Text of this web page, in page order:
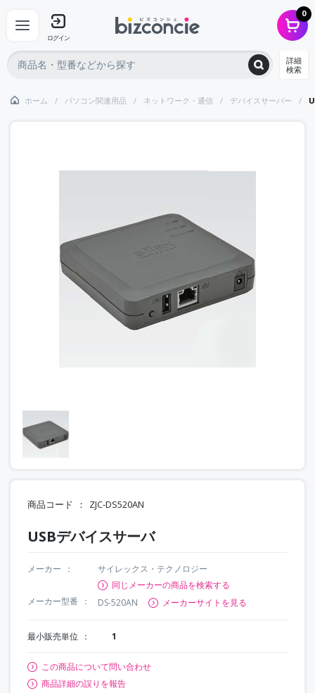
ログイン
0
詳細
検索
ホーム パソコン関連用品 ネットワーク・通信 デバイスサーバー
商品コード ZJC-DS520AN
USBデバイスサーバ
メーカー
サイレックス・テクノロジー
同じメーカーの商品を検索する
メーカー型番
DS-520AN メーカーサイトを見る
最小販売単位 1
この商品について問い合わせ
商品詳細の誤りを報告